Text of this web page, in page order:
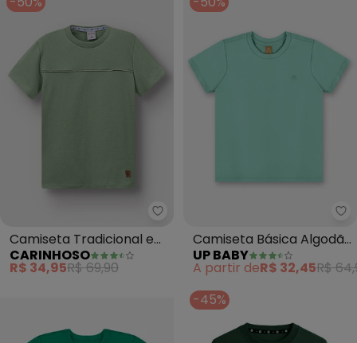
Carinhoso - Camiseta
Camiseta Tradicional em
Linho (Verde Menta)
CARINHOSO
R$ 34,95R$ 69,90
Camiseta Básica Algodão
Infantil (Verde)
UP BABY
A partir deR$ 32,45R$
-45%